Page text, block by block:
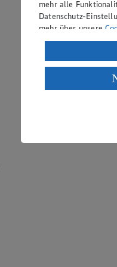
mehr alle
Datenschutz-
mehr über unsere
Verarbeitung deiner
Wenn du auf
ein, dass deine
einem nach
Risiko eines